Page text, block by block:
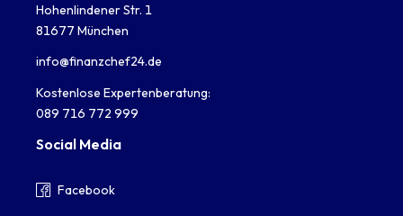
Hohenlindener Str. 1
81677 München
info@finanzchef24.de
Kostenlose Expertenberatung:
089 716 772 999
Social Media
Facebook